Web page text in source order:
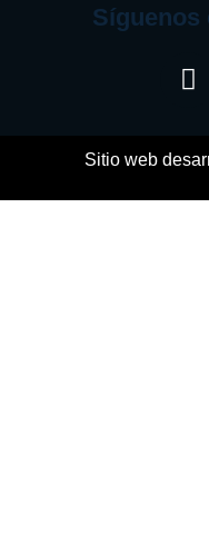
Síguenos
Sitio web